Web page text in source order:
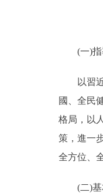
(一)指
以習近
國、全民
格局，以
策，進一
全方位、
(二)基